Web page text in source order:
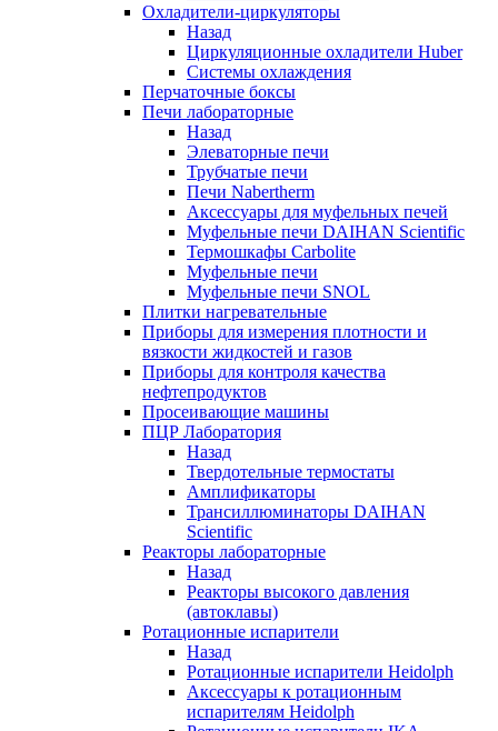
Охладители-циркуляторы
Назад
Циркуляционные охладители Huber
Системы охлаждения
Перчаточные боксы
Печи лабораторные
Назад
Элеваторные печи
Трубчатые печи
Печи Nabertherm
Аксессуары для муфельных печей
Муфельные печи DAIHAN Scientific
Термошкафы Carbolite
Муфельные печи
Муфельные печи SNOL
Плитки нагревательные
Приборы для измерения плотности и
вязкости жидкостей и газов
Приборы для контроля качества
нефтепродуктов
Просеивающие машины
ПЦР Лаборатория
Назад
Твердотельные термостаты
Амплификаторы
Трансиллюминаторы DAIHAN
Scientific
Реакторы лабораторные
Назад
Реакторы высокого давления
(автоклавы)
Ротационные испарители
Назад
Ротационные испарители Heidolph
Аксессуары к ротационным
испарителям Heidolph